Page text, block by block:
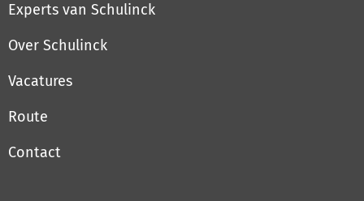
Experts van Schulinck
Over Schulinck
Vacatures
Route
Contact